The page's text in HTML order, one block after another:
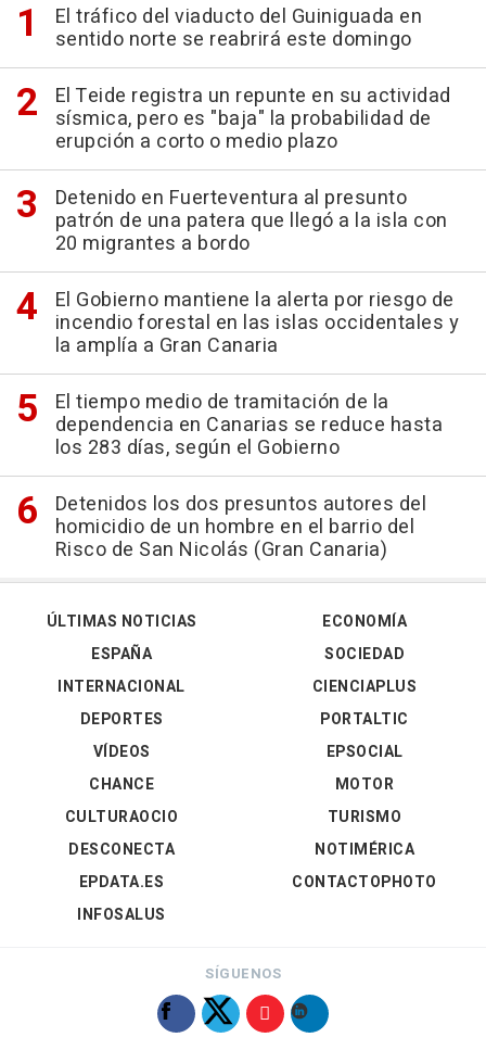
El tráfico del viaducto del Guiniguada en
sentido norte se reabrirá este domingo
El Teide registra un repunte en su actividad
sísmica, pero es "baja" la probabilidad de
erupción a corto o medio plazo
Detenido en Fuerteventura al presunto
patrón de una patera que llegó a la isla con
20 migrantes a bordo
El Gobierno mantiene la alerta por riesgo de
incendio forestal en las islas occidentales y
la amplía a Gran Canaria
El tiempo medio de tramitación de la
dependencia en Canarias se reduce hasta
los 283 días, según el Gobierno
Detenidos los dos presuntos autores del
homicidio de un hombre en el barrio del
Risco de San Nicolás (Gran Canaria)
ÚLTIMAS NOTICIAS
ESPAÑA
INTERNACIONAL
DEPORTES
VÍDEOS
ECONOMÍA
SOCIEDAD
CIENCIAPLUS
PORTALTIC
EPSOCIAL
CHANCE
CULTURAOCIO
DESCONECTA
EPDATA.ES
INFOSALUS
MOTOR
TURISMO
NOTIMÉRICA
CONTACTOPHOTO
SÍGUENOS